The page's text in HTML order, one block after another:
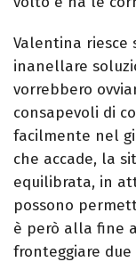
Valentina riesce
inanellare
vorrebbero
consapevoli di
facilmente nel
che accade, la
equilibrata, in
possono
è però alla fine
fronteggiare due